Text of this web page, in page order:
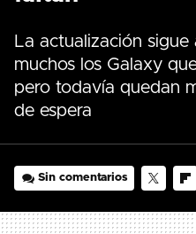
La actualización
muchos los Galaxy
pero todavía quedan
de espera
Sin comentarios